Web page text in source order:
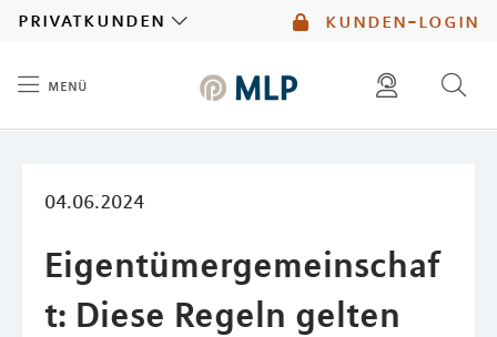
kunden-login
privatkunden
menü
04.06.2024
Eigentümergemeinschaf
t: Diese Regeln gelten